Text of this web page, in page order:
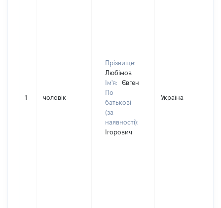
1 чоловік
Прізвище:
Любімов
Ім'я:
Євген
По
батькові
(за
наявності):
Ігорович
Україна